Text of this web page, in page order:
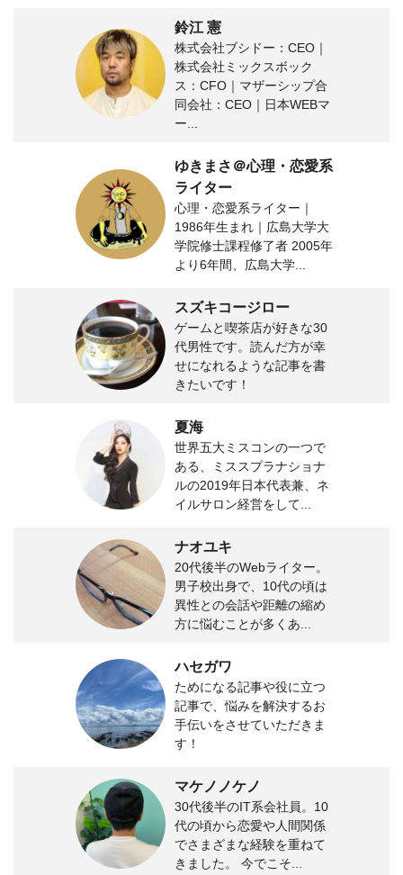
鈴江 憲
株式会社ブシドー：CEO｜
株式会社ミックスボック
ス：CFO｜マザーシップ合
同会社：CEO｜日本WEBマ
ー...
ゆきまさ＠心理・恋愛系
ライター
心理・恋愛系ライター｜
1986年生まれ｜広島大学大
学院修士課程修了者 2005年
より6年間、広島大学...
スズキコージロー
ゲームと喫茶店が好きな30
代男性です。読んだ方が幸
せになれるような記事を書
きたいです！
夏海
世界五大ミスコンの一つで
ある、ミススプラナショナ
ルの2019年日本代表兼、ネ
イルサロン経営をして...
ナオユキ
20代後半のWebライター。
男子校出身で、10代の頃は
異性との会話や距離の縮め
方に悩むことが多くあ...
ハセガワ
ためになる記事や役に立つ
記事で、悩みを解決するお
手伝いをさせていただきま
す！
マケノノケノ
30代後半のIT系会社員。10
代の頃から恋愛や人間関係
でさまざまな経験を重ねて
きました。 今でこそ...